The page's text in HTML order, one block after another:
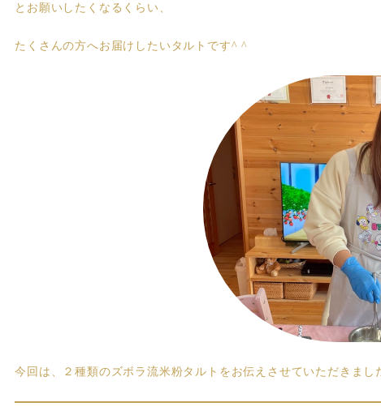
とお願いしたくなるくらい、
たくさんの方へお届けしたいタルトです^ ^
今回は、２種類のズボラ流米粉タルトをお伝えさせていただきまし